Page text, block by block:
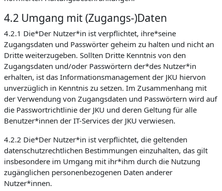
4.2 Umgang mit (Zugangs-)Daten
4.2.1 Die*Der Nutzer*in ist verpflichtet, ihre*seine
Zugangsdaten und Passwörter geheim zu halten und nicht an
Dritte weiterzugeben. Sollten Dritte Kenntnis von den
Zugangsdaten und/oder Passwörtern der*des Nutzer*in
erhalten, ist das Informationsmanagement der JKU hiervon
unverzüglich in Kenntnis zu setzen. Im Zusammenhang mit
der Verwendung von Zugangsdaten und Passwörtern wird auf
die Passwortrichtlinie der JKU und deren Geltung für alle
Benutzer*innen der IT-Services der JKU verwiesen.
4.2.2 Die*Der Nutzer*in ist verpflichtet, die geltenden
datenschutzrechtlichen Bestimmungen einzuhalten, das gilt
insbesondere im Umgang mit ihr*ihm durch die Nutzung
zugänglichen personenbezogenen Daten anderer
Nutzer*innen.